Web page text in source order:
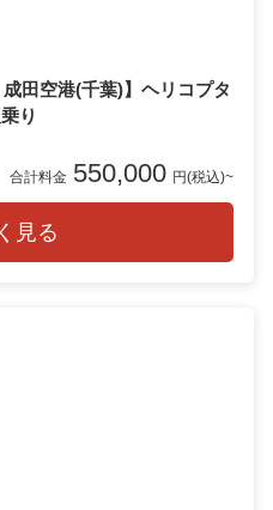
田空港(千葉)】ヘリコプタ
り
合計料金 550,000 円(税込)~
見る